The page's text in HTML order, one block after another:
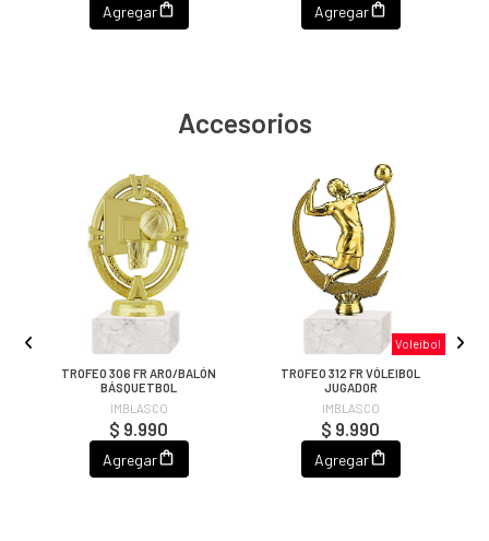
Agregar Agregar
Accesorios
TROFEO 306 FR ARO/BALÓN
BÁSQUETBOL
IMBLASCO
$ 9.990
Agregar
Voleibol
TROFEO 312 FR VÓLEIBOL
JUGADOR
IMBLASCO
$ 9.990
Agregar